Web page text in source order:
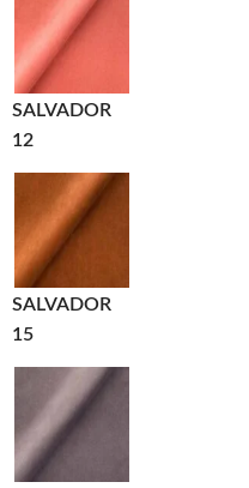
SALVADOR
12
SALVADOR
15